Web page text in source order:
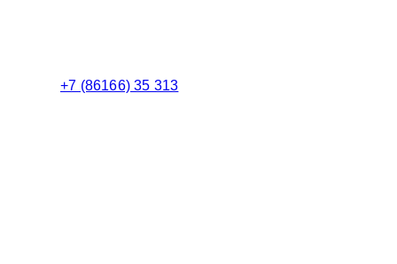
+7 (86166) 35 313